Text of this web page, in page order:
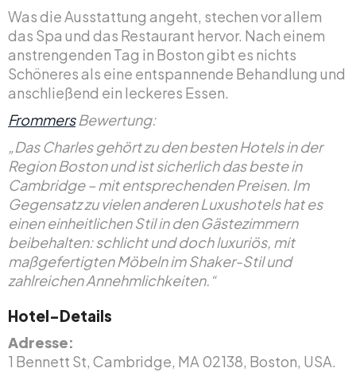
Was die Ausstattung angeht, stechen vor allem
das Spa und das Restaurant hervor. Nach einem
anstrengenden Tag in Boston gibt es nichts
Schöneres als eine entspannende Behandlung und
anschließend ein leckeres Essen.
FrommersBewertung:
„Das Charles gehört zu den besten Hotels in der
Region Boston und ist sicherlich das beste in
Cambridge – mit entsprechenden Preisen. Im
Gegensatz zu vielen anderen Luxushotels hat es
einen einheitlichen Stil in den Gästezimmern
beibehalten: schlicht und doch luxuriös, mit
maßgefertigten Möbeln im Shaker-Stil und
zahlreichen Annehmlichkeiten.“
Hotel-Details
Adresse:
1 Bennett St, Cambridge, MA 02138, Boston, USA.